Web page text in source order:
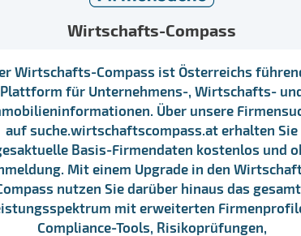
Wirtschafts-Compass
Wirtschafts-Compass ist Österreichs
Plattform für Unternehmens-, Wirtschafts-
Über unsere
auf suche.wirtschaftscompass.at erhalten Sie
Basis-Firmendaten kostenlos und
Mit einem Upgrade in den
nutzen Sie darüber hinaus das
mit erweiterten
Compliance-Tools, Risikoprüfungen,